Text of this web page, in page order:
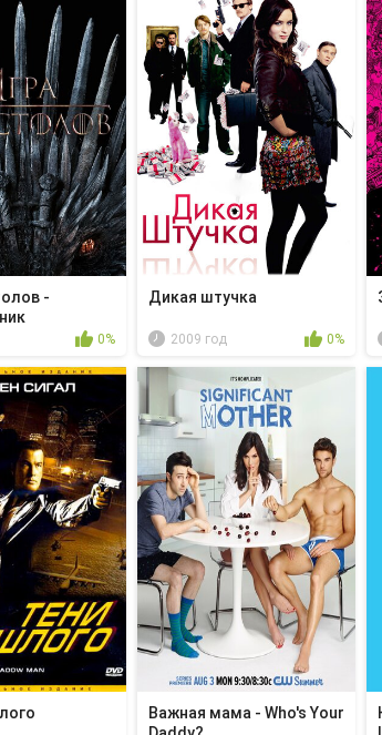
-
0%
Дикая штучка
2009 год 0%
Важная мама - Who's Your